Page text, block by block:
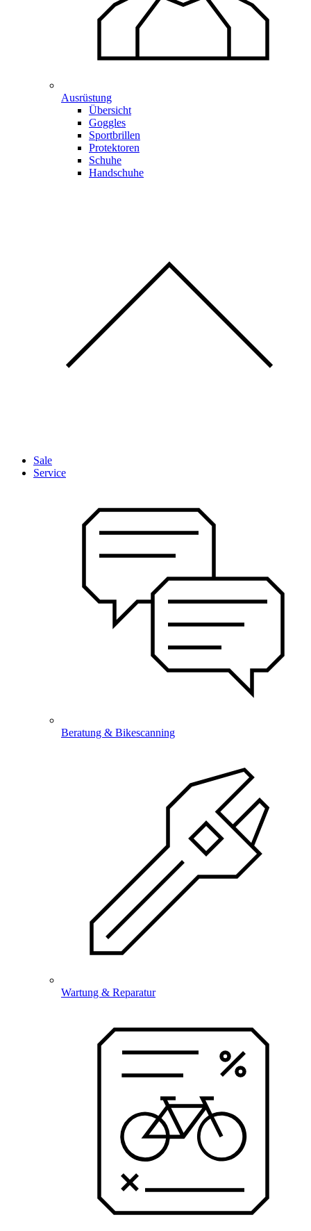
Ausrüstung
Übersicht
Goggles
Sportbrillen
Protektoren
Schuhe
Handschuhe
Sale
Service
Beratung & Bikescanning
Wartung & Reparatur